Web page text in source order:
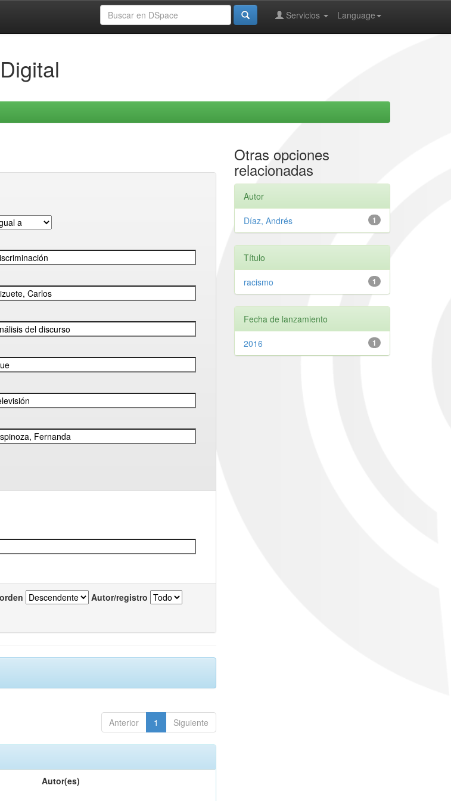
Language
Servicios
Autor/registro
Anterior 1 Siguiente
Autor(es)
Otras opciones
relacionadas
Autor
1
Díaz, Andrés
Título
1
racismo
Fecha de lanzamiento
1
2016